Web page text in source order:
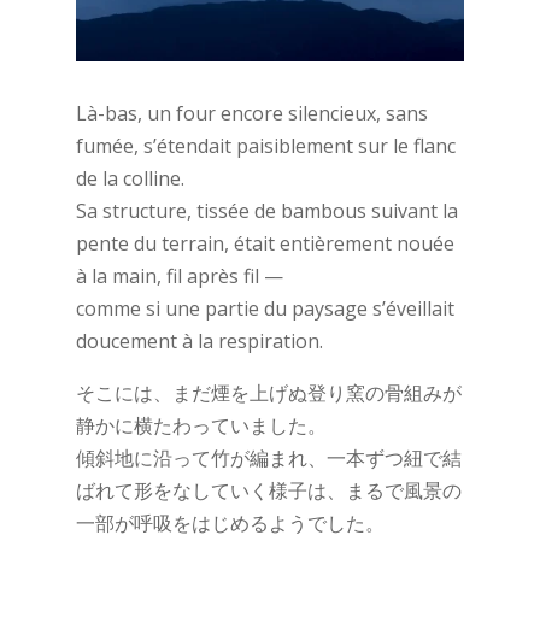
Là-bas, un four encore silencieux, sans
fumée, s’étendait paisiblement sur le flanc
de la colline.
Sa structure, tissée de bambous suivant la
pente du terrain, était entièrement nouée
à la main, fil après fil —
comme si une partie du paysage s’éveillait
doucement à la respiration.
そこには、まだ煙を上げぬ登り窯の骨組みが
静かに横たわっていました。
傾斜地に沿って竹が編まれ、一本ずつ紐で結
ばれて形をなしていく様子は、まるで風景の
一部が呼吸をはじめるようでした。